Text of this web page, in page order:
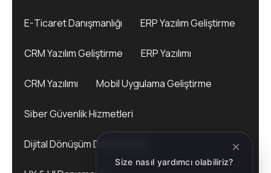
E-Ticaret Danışmanlığı ERP Yazılım Geliştirme
CRM Yazılım Geliştirme ERP Yazılımı
CRM Yazılımı Mobil Uygulama Geliştirme
Siber Güvenlik Hizmetleri
Dijital Dönüşüm Danışmanlığı
Size nasıl yardımcı olabiliriz?